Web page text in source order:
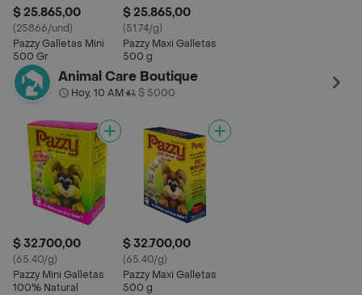
$ 25.865,00
(25866/und)
Pazzy Galletas Mini
500 Gr
$ 25.865,00
(51.74/g)
Pazzy Maxi Galletas
500 g
Animal Care Boutique
Hoy, 10 AM• $ 5000
$ 32.700,00
(65.40/g)
Pazzy Mini Galletas
100% Natural
$ 32.700,00
(65.40/g)
Pazzy Maxi Galletas
500 g